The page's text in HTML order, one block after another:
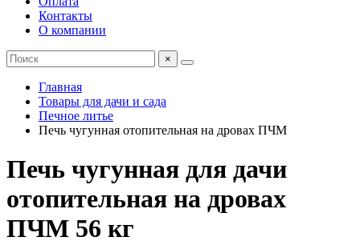
Контакты
О компании
×
Главная
Товары для дачи и сада
Печное литье
Печь чугунная отопительная на дровах ПЧМ
Печь чугунная для дачи
отопительная на дровах
ПЧМ 56 кг